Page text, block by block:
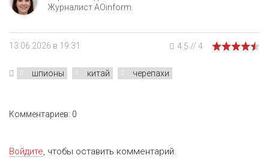
Журналист AOinform
13.06.2026 в 19:31 4.5 // 4
шпионы китай черепахи
Комментариев: 0
Войдите, чтобы оставить комментарий.